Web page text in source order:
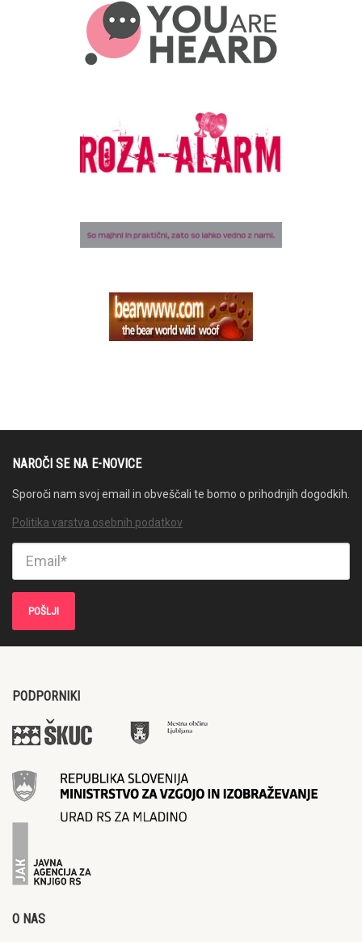
NAROČI SE NA E-NOVICE
Sporoči nam svoj email in obveščali te bomo o prihodnjih dogodkih.
Politika varstva osebnih podatkov
PODPORNIKI
O NAS